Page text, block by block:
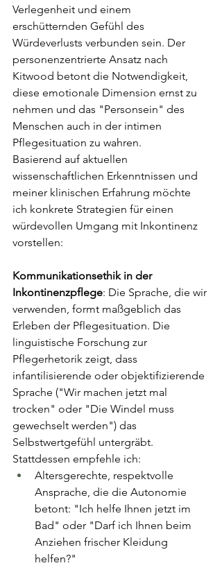
Verlegenheit und einem
erschütternden Gefühl des
Würdeverlusts verbunden sein. Der
personenzentrierte Ansatz nach
Kitwood betont die Notwendigkeit,
diese emotionale Dimension ernst zu
nehmen und das "Personsein" des
Menschen auch in der intimen
Pflegesituation zu wahren.
Basierend auf aktuellen
wissenschaftlichen Erkenntnissen und
meiner klinischen Erfahrung möchte
ich konkrete Strategien für einen
würdevollen Umgang mit Inkontinenz
vorstellen:
Kommunikationsethik in der
Inkontinenzpflege: Die Sprache, die wir
verwenden, formt maßgeblich das
Erleben der Pflegesituation. Die
linguistische Forschung zur
Pflegerhetorik zeigt, dass
infantilisierende oder objektifizierende
Sprache ("Wir machen jetzt mal
trocken" oder "Die Windel muss
gewechselt werden") das
Selbstwertgefühl untergräbt.
Stattdessen empfehle ich:
Altersgerechte, respektvolle
Ansprache, die die Autonomie
betont: "Ich helfe Ihnen jetzt im
Bad" oder "Darf ich Ihnen beim
Anziehen frischer Kleidung
helfen?"